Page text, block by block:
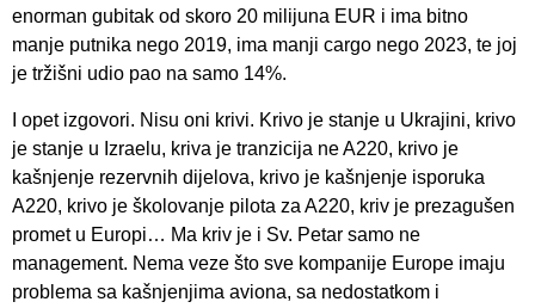
enorman gubitak od skoro 20 milijuna EUR i ima bitno
manje putnika nego 2019, ima manji cargo nego 2023, te joj
je tržišni udio pao na samo 14%.
I opet izgovori. Nisu oni krivi. Krivo je stanje u Ukrajini, krivo
je stanje u Izraelu, kriva je tranzicija ne A220, krivo je
kašnjenje rezervnih dijelova, krivo je kašnjenje isporuka
A220, krivo je školovanje pilota za A220, kriv je prezagušen
promet u Europi… Ma kriv je i Sv. Petar samo ne
management. Nema veze što sve kompanije Europe imaju
problema sa kašnjenjima aviona, sa nedostatkom i